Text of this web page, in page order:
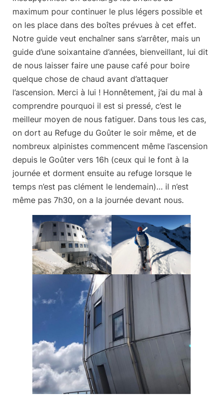
maximum pour continuer le plus légers possible et
on les place dans des boîtes prévues à cet effet.
Notre guide veut enchaîner sans s’arrêter, mais un
guide d’une soixantaine d’années, bienveillant, lui dit
de nous laisser faire une pause café pour boire
quelque chose de chaud avant d’attaquer
l’ascension. Merci à lui ! Honnêtement, j’ai du mal à
comprendre pourquoi il est si pressé, c’est le
meilleur moyen de nous fatiguer. Dans tous les cas,
on dort au Refuge du Goûter le soir même, et de
nombreux alpinistes commencent même l’ascension
depuis le Goûter vers 16h (ceux qui le font à la
journée et dorment ensuite au refuge lorsque le
temps n’est pas clément le lendemain)… il n’est
même pas 7h30, on a la journée devant nous.